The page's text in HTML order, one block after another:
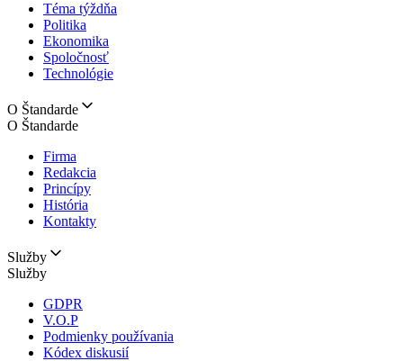
Téma týždňa
Politika
Ekonomika
Spoločnosť
Technológie
O Štandarde
O Štandarde
Firma
Redakcia
Princípy
História
Kontakty
Služby
Služby
GDPR
V.O.P
Podmienky používania
Kódex diskusií